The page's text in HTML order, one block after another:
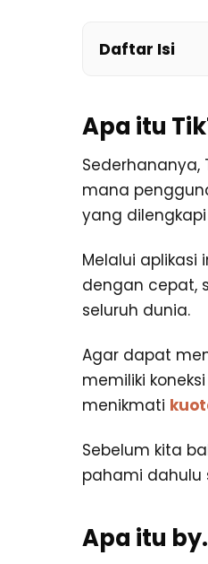
Daftar Isi
Apa itu
Sederhananya,
mana
yang
Melalui
dengan cepat,
seluruh dunia.
Agar dapat
memiliki
menikmati
Sebelum kita
pahami dahulu
Apa itu